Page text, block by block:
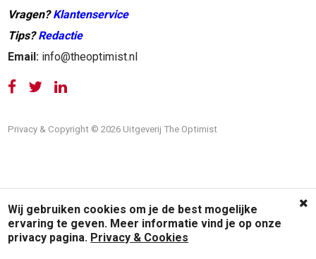
Vragen? Klantenservice
Tips? Redactie
Email: info@theoptimist.nl
Privacy & Copyright © 2026 Uitgeverij The Optimist
Wij gebruiken cookies om je de best mogelijke
ervaring te geven. Meer informatie vind je op onze
privacy pagina. Privacy & Cookies